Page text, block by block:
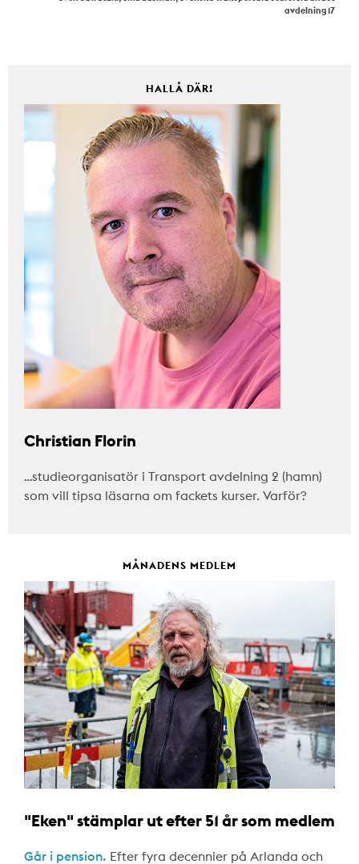
avdelning 17
HALLÅ DÄR!
Christian Florin
…studieorganisatör i Transport avdelning 2 (hamn)
som vill tipsa läsarna om fackets kurser. Varför?
MÅNADENS MEDLEM
"Eken" stämplar ut efter 51 år som medlem
Går i pension. Efter fyra decennier på Arlanda och